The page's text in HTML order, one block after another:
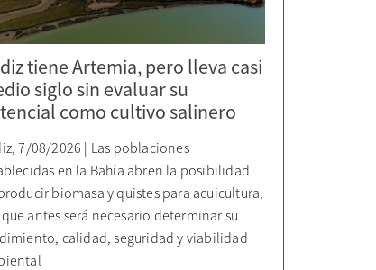
tiene Artemia, pero lleva casi
siglo sin evaluar su
como cultivo salinero
7/08/2026 | Las poblaciones
en la Bahía abren la posibilidad
biomasa y quistes para acuicultura,
antes será necesario determinar su
calidad, seguridad y viabilidad